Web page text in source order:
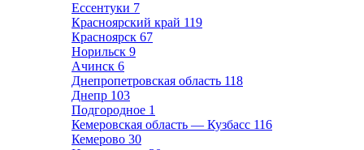
Ессентуки 7
Красноярский край 119
Красноярск 67
Норильск 9
Ачинск 6
Днепропетровская область 118
Днепр 103
Подгородное 1
Кемеровская область — Кузбасс 116
Кемерово 30